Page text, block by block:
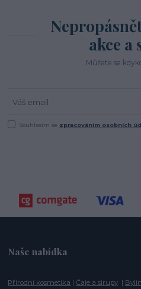
akce a
Můžete se
Souhlasím se zpracováním osobních
Naše nabídka
Přírodní kosmetika |Čaje a sirupy |